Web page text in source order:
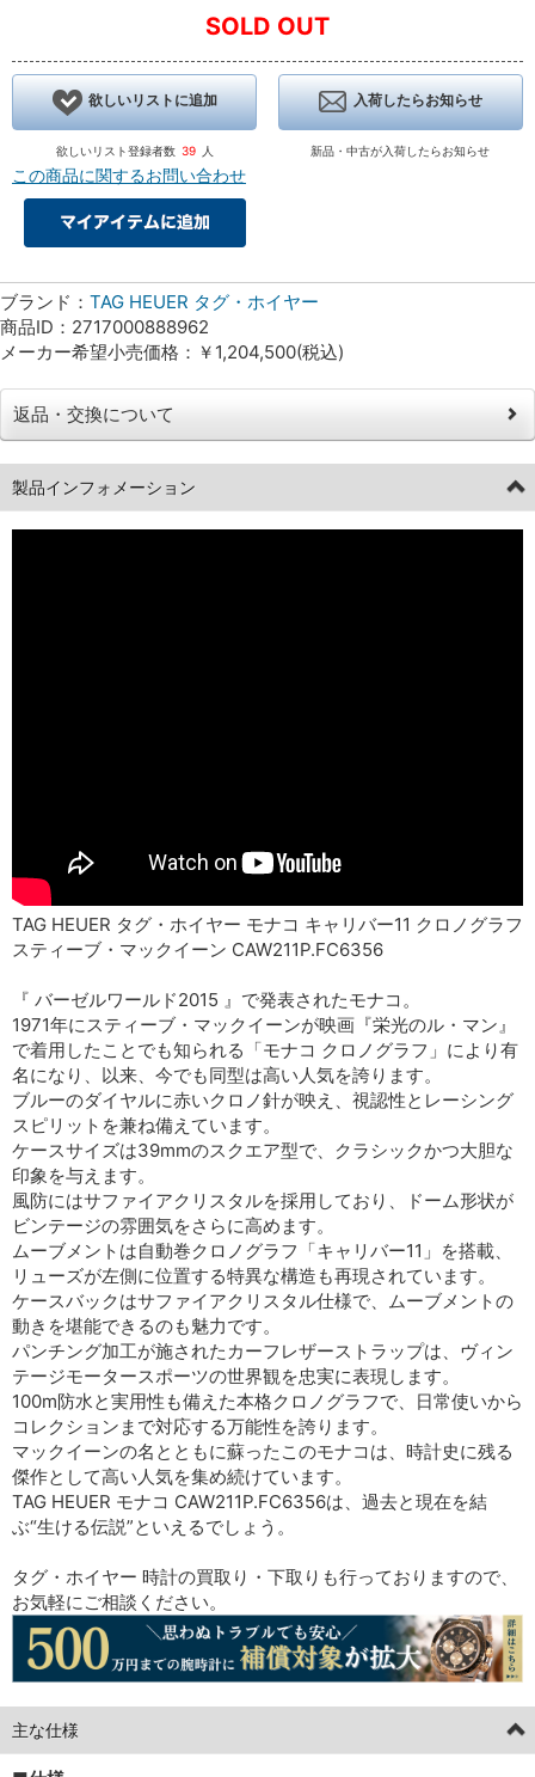
SOLD OUT
欲しいリストに追加
欲しいリスト登録者数 39 人
入荷したらお知らせ
新品・中古が入荷したらお知らせ
この商品に関するお問い合わせ
ブランド： TAG HEUER タグ・ホイヤー
商品ID：2717000888962
メーカー希望小売価格：￥1,204,500(税込)
返品・交換について
製品インフォメーション
TAG HEUER タグ・ホイヤー モナコ キャリバー11 クロノグラフ
スティーブ・マックイーン CAW211P.FC6356
『 バーゼルワールド2015 』で発表されたモナコ。
1971年にスティーブ・マックイーンが映画『栄光のル・マン』
で着用したことでも知られる「モナコ クロノグラフ」により有
名になり、以来、今でも同型は高い人気を誇ります。
ブルーのダイヤルに赤いクロノ針が映え、視認性とレーシング
スピリットを兼ね備えています。
ケースサイズは39mmのスクエア型で、クラシックかつ大胆な
印象を与えます。
風防にはサファイアクリスタルを採用しており、ドーム形状が
ビンテージの雰囲気をさらに高めます。
ムーブメントは自動巻クロノグラフ「キャリバー11」を搭載、
リューズが左側に位置する特異な構造も再現されています。
ケースバックはサファイアクリスタル仕様で、ムーブメントの
動きを堪能できるのも魅力です。
パンチング加工が施されたカーフレザーストラップは、ヴィン
テージモータースポーツの世界観を忠実に表現します。
100m防水と実用性も備えた本格クロノグラフで、日常使いから
コレクションまで対応する万能性を誇ります。
マックイーンの名とともに蘇ったこのモナコは、時計史に残る
傑作として高い人気を集め続けています。
TAG HEUER モナコ CAW211P.FC6356は、過去と現在を結
ぶ“生ける伝説”といえるでしょう。
タグ・ホイヤー 時計の買取り・下取りも行っておりますので、
お気軽にご相談ください。
主な仕様